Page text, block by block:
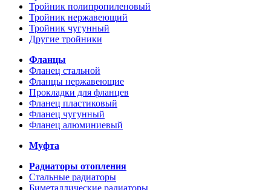
Тройник полипропиленовый
Тройник нержавеющий
Тройник чугунный
Другие тройники
Фланцы
Фланец стальной
Фланцы нержавеющие
Прокладки для фланцев
Фланец пластиковый
Фланец чугунный
Фланец алюминиевый
Муфта
Радиаторы отопления
Стальные радиаторы
Биметаллические радиаторы